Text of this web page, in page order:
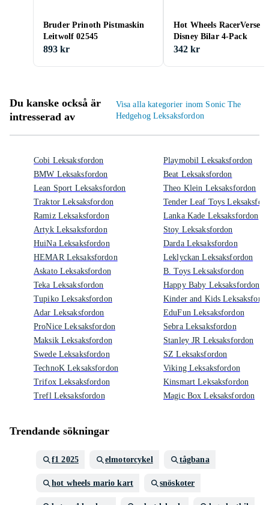
Bruder Prinoth Pistmaskin
Leitwolf 02545
893 kr
Hot Wheels RacerVerse
Disney Bilar 4-Pack
342 kr
Du kanske också är
intresserad av
Visa alla kategorier inom Sonic The
Hedgehog Leksaksfordon
Cobi Leksaksfordon
BMW Leksaksfordon
Lean Sport Leksaksfordon
Traktor Leksaksfordon
Ramiz Leksaksfordon
Artyk Leksaksfordon
HuiNa Leksaksfordon
HEMAR Leksaksfordon
Askato Leksaksfordon
Teka Leksaksfordon
Tupiko Leksaksfordon
Adar Leksaksfordon
ProNice Leksaksfordon
Maksik Leksaksfordon
Swede Leksaksfordon
TechnoK Leksaksfordon
Trifox Leksaksfordon
Trefl Leksaksfordon
Playmobil Leksaksfordon
Beat Leksaksfordon
Theo Klein Leksaksfordon
Tender Leaf Toys
Lanka Kade Leksaksfordon
Stoy Leksaksfordon
Darda Leksaksfordon
Leklyckan Leksaksfordon
B. Toys Leksaksfordon
Happy Baby Leksaksfordon
Kinder and Kids
EduFun Leksaksfordon
Sebra Leksaksfordon
Stanley JR Leksaksfordon
SZ Leksaksfordon
Viking Leksaksfordon
Kinsmart Leksaksfordon
Magic Box Leksaksfordon
Trendande sökningar
f1 2025 elmotorcykel tågbana
hot wheels mario kart snöskoter